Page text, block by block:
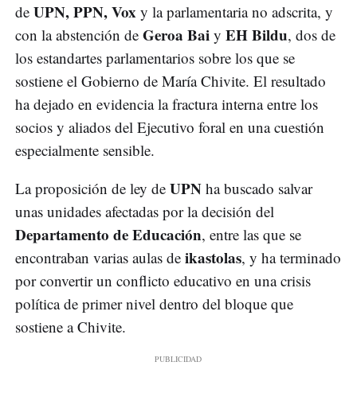
de UPN, PPN, Vox y la parlamentaria no adscrita, y
con la abstención de Geroa Bai y EH Bildu, dos de
los estandartes parlamentarios sobre los que se
sostiene el Gobierno de María Chivite. El resultado
ha dejado en evidencia la fractura interna entre los
socios y aliados del Ejecutivo foral en una cuestión
especialmente sensible.
La proposición de ley de UPN ha buscado salvar
unas unidades afectadas por la decisión del
Departamento de Educación, entre las que se
encontraban varias aulas de ikastolas, y ha terminado
por convertir un conflicto educativo en una crisis
política de primer nivel dentro del bloque que
sostiene a Chivite.